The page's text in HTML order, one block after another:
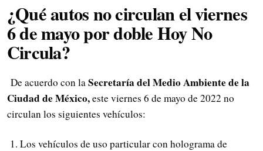
¿Qué autos no circulan el viernes
6 de mayo por doble Hoy No
Circula?
De acuerdo con laSecretaría del Medio Ambiente de la
Ciudad de México,este viernes 6 de mayo de 2022 no
circulan los siguientes vehículos:
Los vehículos de uso particular con holograma de